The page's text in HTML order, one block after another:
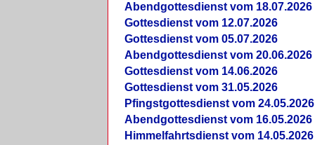
Abendgottesdienst vom 18.07.2026
Gottesdienst vom 12.07.2026
Gottesdienst vom 05.07.2026
Abendgottesdienst vom 20.06.2026
Gottesdienst vom 14.06.2026
Gottesdienst vom 31.05.2026
Pfingstgottesdienst vom 24.05.2026
Abendgottesdienst vom 16.05.2026
Himmelfahrtsdienst vom 14.05.2026